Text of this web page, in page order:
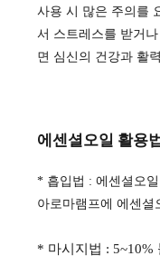
사용 시 많은 주의를
서 스트레스를 받거
면 심신의 건강과 활
에센셜오일 활용
* 흡입법 : 에센셜오
아로마램프에 에센셜
* 마시지법 : 5~10%